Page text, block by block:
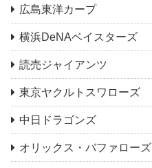
広島東洋カープ
横浜DeNAベイスターズ
読売ジャイアンツ
東京ヤクルトスワローズ
中日ドラゴンズ
オリックス・バファローズ